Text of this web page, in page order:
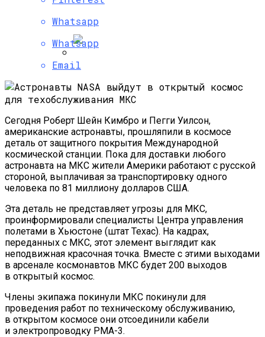
На Пресс-Конференции NASA Расскажет
Про Воду В Солнечной Системе
Ученые: Викинги Никогда Не Боролись
На Собственных Мечах
Whatsapp
Whatsapp
Email
Сегодня Роберт Шейн Кимбро и Пегги Уилсон,
американские астронавты, прошляпили в космосе
деталь от защитного покрытия Международной
космической станции. Пока для доставки любого
астронавта на МКС жители Америки работают с русской
стороной, выплачивая за транспортировку одного
человека по 81 миллиону долларов США.
Эта деталь не представляет угрозы для МКС,
проинформировали специалисты Центра управления
полетами в Хьюстоне (штат Техас). На кадрах,
переданных с МКС, этот элемент выглядит как
неподвижная красочная точка. Вместе с этими выходами
в арсенале космонавтов МКС будет 200 выходов
в открытый космос.
Члены экипажа покинули МКС покинули для
проведения работ по техническому обслуживанию,
в открытом космосе они отсоединили кабели
и электропроводку PMA-3.